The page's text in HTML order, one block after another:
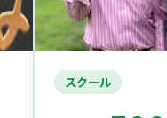
スクール